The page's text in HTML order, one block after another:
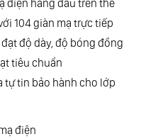
điện hàng đầu trên thế
104 giàn mạ trực tiếp
độ dày, độ bóng đồng
tiêu chuẩn
tự tin bảo hành cho lớp